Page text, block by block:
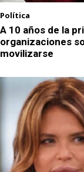
Política
A 10 años de la
organizaciones
movilizarse